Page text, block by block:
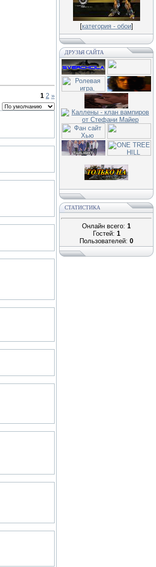
1 2 »
[категория - обои]
ДРУЗЬЯ САЙТА
СТАТИСТИКА
Онлайн всего: 1
Гостей: 1
Пользователей: 0